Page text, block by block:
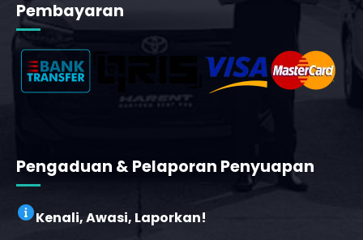
Pembayaran
Pengaduan & Pelaporan Penyuapan
Kenali, Awasi, Laporkan!